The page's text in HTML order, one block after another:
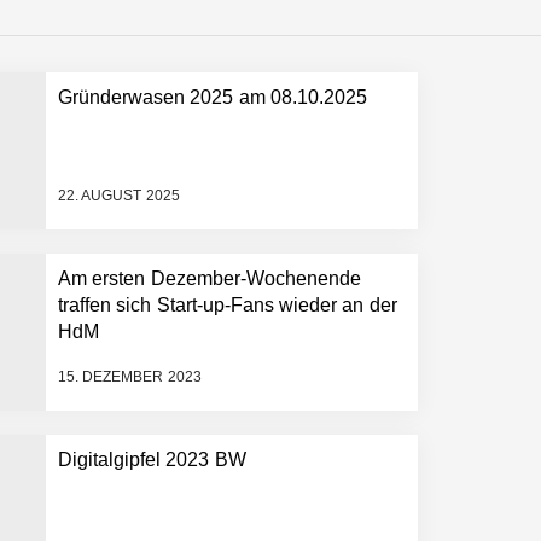
Gründerwasen 2025 am 08.10.2025
22. AUGUST 2025
Am ersten Dezember-Wochenende
traffen sich Start-up-Fans wieder an der
HdM
15. DEZEMBER 2023
Digitalgipfel 2023 BW
Entwicklungsprozesse